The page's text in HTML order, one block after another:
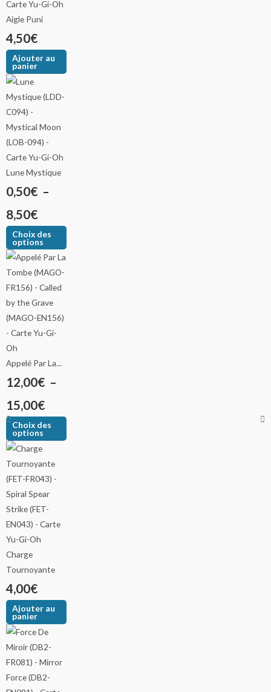
Aigle Puni
4,50€
Ajouter au
panier
Lune Mystique
0,50€ –
8,50€
Choix des
options
Appelé Par La...
12,00€ –
15,00€
Choix des
options
Charge
Tournoyante
4,00€
Ajouter au
panier